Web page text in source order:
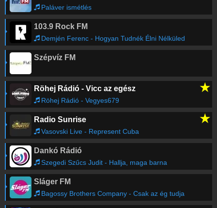
Paláver ismétlés
103.9 Rock FM
Demjén Ferenc - Hogyan Tudnék Élni Nélküled
Szépvíz FM
Röhej Rádió - Vicc az egész ★
Röhej Rádió - Vegyes679
Radio Sunrise ★
Vasovski Live - Represent Cuba
Dankó Rádió
Szegedi Szűcs Judit - Hallja, maga barna
Sláger FM
Bagossy Brothers Company - Csak az ég tudja